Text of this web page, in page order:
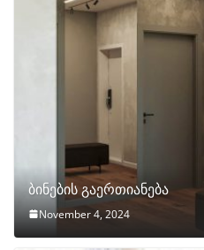
ბინების გაერთიანება
November 4, 2024